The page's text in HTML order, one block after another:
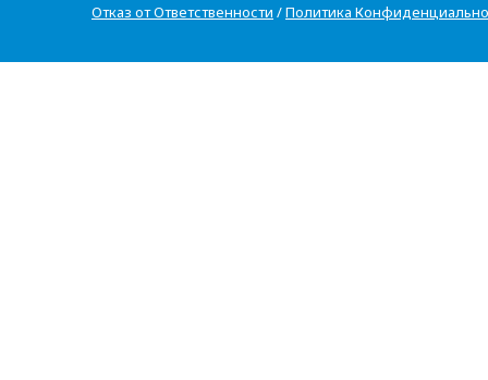
Отказ от Ответственности /Политика